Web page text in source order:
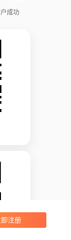
成功
即注册